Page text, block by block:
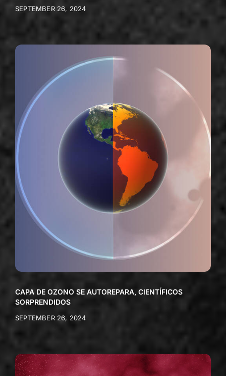
SEPTEMBER 26, 2024
CAPA DE OZONO SE AUTOREPARA, CIENTÍFICOS
SORPRENDIDOS
SEPTEMBER 26, 2024